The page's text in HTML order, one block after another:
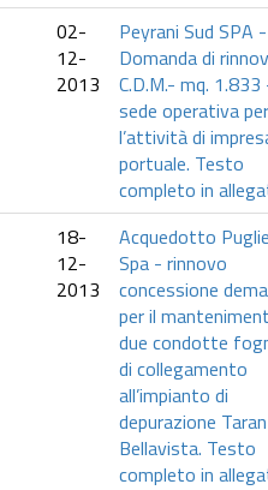
02-
12-
2013
Peyrani Sud SPA -
Domanda di
C.D.M.- mq.
sede operativa per
l’attività di
portuale. Testo
completo in
18-
12-
2013
Acquedotto
Spa - rinnovo
concessione
per il
due condotte
di collegamento
all’impianto di
depurazione
Bellavista. Testo
completo in